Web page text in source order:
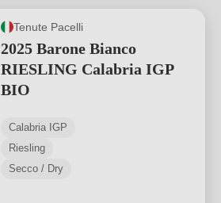
Tenute Pacelli
2025 Barone Bianco
RIESLING Calabria IGP
BIO
Calabria IGP
Riesling
Secco / Dry